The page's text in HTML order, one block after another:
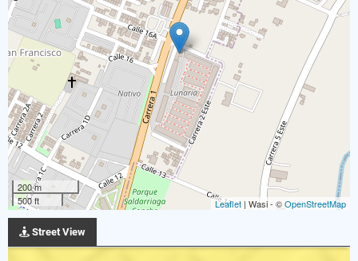
200 m
500 ft
Leaflet | Wasi - ©OpenStreetMap
Street View